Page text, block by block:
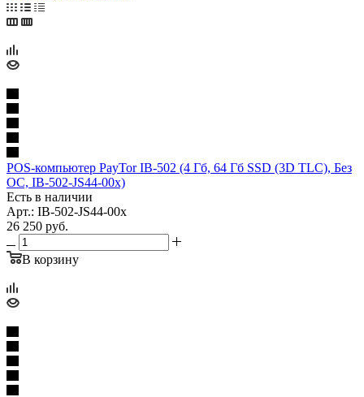
POS-компьютер PayTor IB-502 (4 Гб, 64 Гб SSD (3D TLC), Без
ОС, IB-502-JS44-00x)
Есть в наличии
Арт.: IB-502-JS44-00x
26 250 руб.
В корзину